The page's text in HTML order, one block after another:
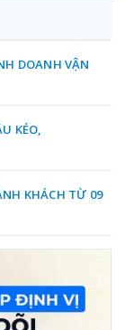
DOANH VẬN
KÉO,
KHÁCH TỪ 09